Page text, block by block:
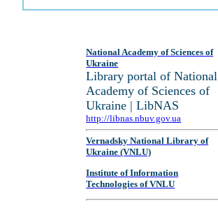
National Academy of Sciences of
Ukraine
Library portal of National
Academy of Sciences of
Ukraine | LibNAS
http://libnas.nbuv.gov.ua
Vernadsky National Library of
Ukraine (VNLU)
Institute of Information
Technologies of VNLU